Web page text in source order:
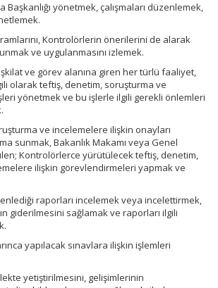
Başkanlığı yönetmek, çalışmaları düzenlemek,
Kontrolörlerin önerilerini de alarak
ve uygulanmasını izlemek.
ve görev alanına giren her türlü faaliyet,
olarak teftiş, denetim, soruşturma ve
yönetmek ve bu işlerle ilgili gerekli önlemleri
ve incelemelere ilişkin onayları
sunmak, Bakanlık Makamı veya Genel
Kontrolörlerce yürütülecek teftiş, denetim,
ilişkin görevlendirmeleri yapmak ve
raporları incelemek veya incelettirmek,
giderilmesini sağlamak ve raporları ilgili
yapılacak sınavlara ilişkin işlemleri
yetiştirilmesini, gelişimlerinin